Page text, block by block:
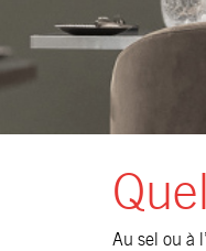
Au sel ou à